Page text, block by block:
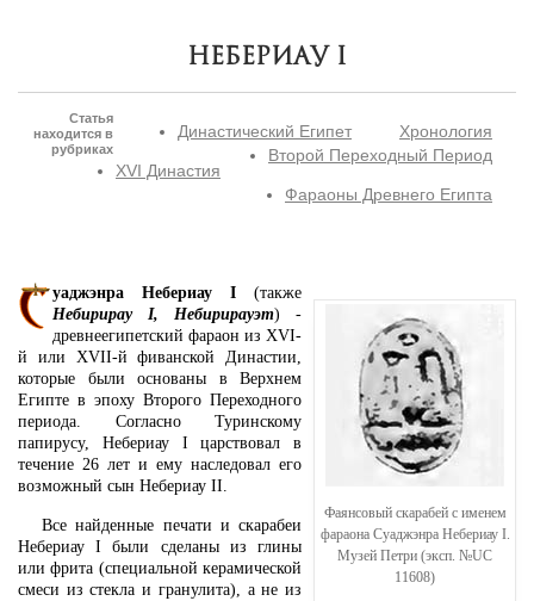
Небериау I
Статья
находится в
рубриках
Хронология
Династический Египет
Второй Переходный Период
XVI Династия
Фараоны Древнего Египта
Фаянсовый скарабей с именем
фараона Суаджэнра Небериау I.
Музей Петри (эксп. №UC
11608)
уаджэнра Небериау I (также
Небирирау I, Небирирауэт) -
древнеегипетский фараон из XVI-
й или XVII-й фиванской Династии,
которые были основаны в Верхнем
Египте в эпоху Второго Переходного
периода. Согласно Туринскому
папирусу, Небериау I царствовал в
течение 26 лет и ему наследовал его
возможный сын Небериау II.
Все найденные печати и скарабеи
Небериау I были сделаны из глины
или фрита (специальной керамической
смеси из стекла и гранулита), а не из